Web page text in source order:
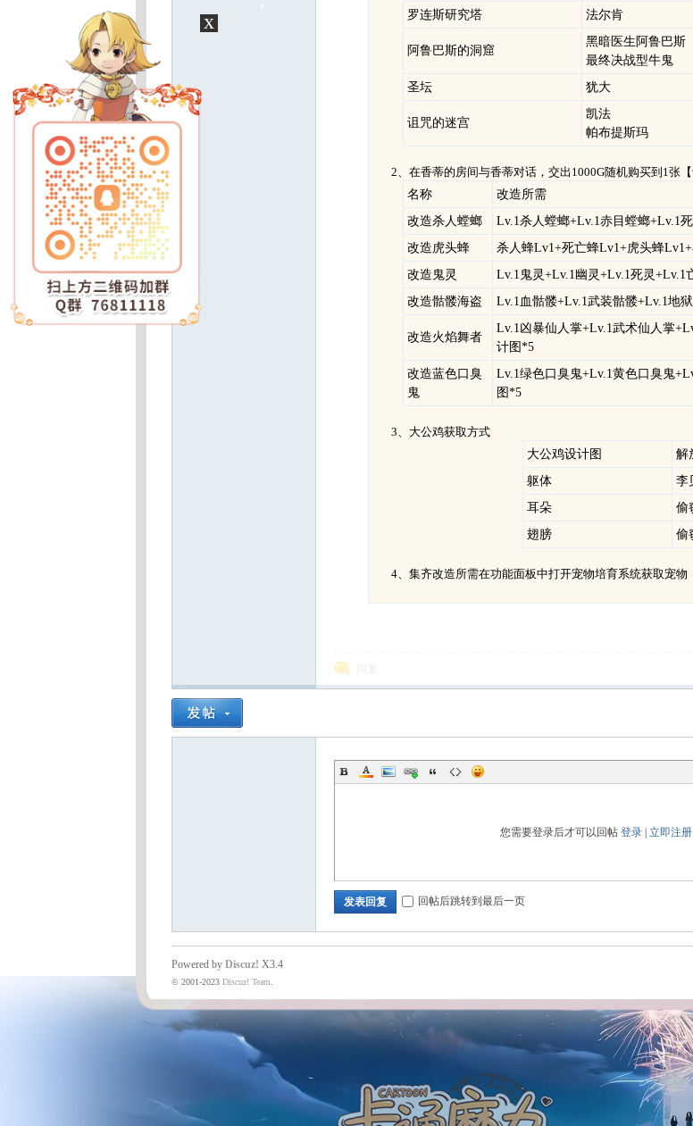
罗连斯研究塔
法尔肯
阿鲁巴斯的洞窟
黑暗医生阿鲁巴斯
最终决战型牛鬼
圣坛 犹大
诅咒的迷宫
凯法
帕布提斯玛
2、在香蒂的房间与香蒂对话，交出1000G随机购买到1张
名称
改造所需
改造杀人螳螂
Lv.1杀人螳螂+Lv.1赤目螳螂+Lv.1
改造虎头蜂
杀人蜂Lv1+死亡蜂Lv1+虎头蜂
改造鬼灵
Lv.1鬼灵+Lv.1幽灵+Lv.1死灵+Lv.1
改造骷髅海盗
Lv.1血骷髅+Lv.1武装骷髅+Lv.1地
改造火焰舞者
Lv.1凶暴仙人掌+Lv.1武术仙人掌
计图*5
改造蓝色口臭
鬼
Lv.1绿色口臭鬼+Lv.1黄色口臭鬼
图*5
3、大公鸡获取方式
大公鸡设计图
解
躯体
李
耳朵
偷
翅膀
偷
4、集齐改造所需在功能面板中打开宠物培育系统获取宠物
您需要登录后才可以回帖 登录 立即注册
发表回复 回帖后跳转到最后一页
Powered by Discuz! X3.4
© 2001-2023 Discuz! Team
x